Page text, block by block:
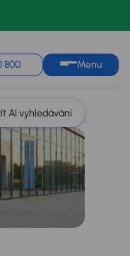
800 Menu
AI vyhledávání